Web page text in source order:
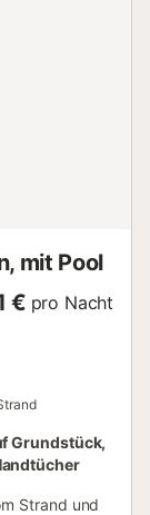
mit Pool
€ pro Nacht
Grundstück,
Strand und